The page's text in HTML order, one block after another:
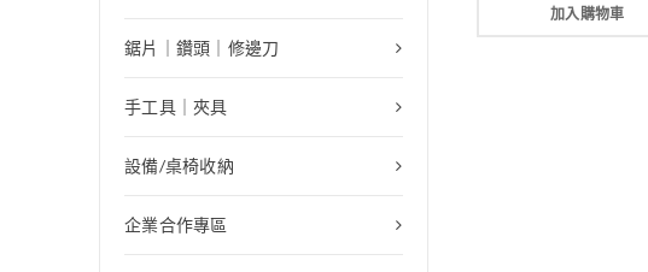
鋸片｜鑽頭｜修邊刀
手工具｜夾具
設備/桌椅收納
企業合作專區
加入購物車